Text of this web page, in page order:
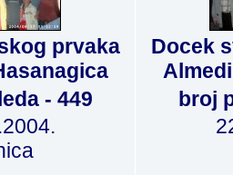
prvaka
- 449
Docek
broj